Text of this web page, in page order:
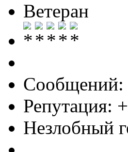
Ветеран
Сообщений:
Репутация:
Незлобный